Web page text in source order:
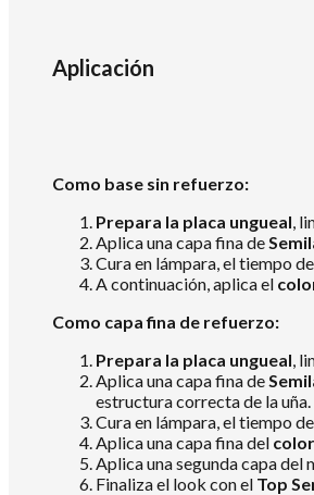
Aplicación
Como base sin refuerzo:
Prepara la placa ungueal,
Aplica una capa fina de
Cura en lámpara, el tiempo
A continuación, aplica el
Como capa fina de refuerzo:
Prepara la placa ungueal,
Aplica una capa fina de
estructura correcta de la uña.
Cura en lámpara, el tiempo
Aplica una capa fina del
Aplica una segunda capa del
Finaliza el look con el Top